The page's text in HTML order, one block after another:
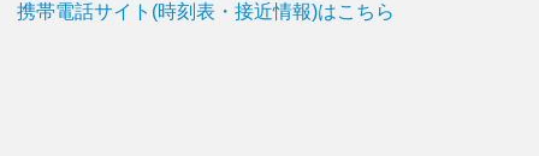
携帯電話サイト(時刻表・接近情報)はこちら